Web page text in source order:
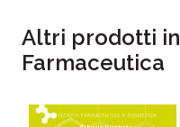
Altri prodotti in
Farmaceutica